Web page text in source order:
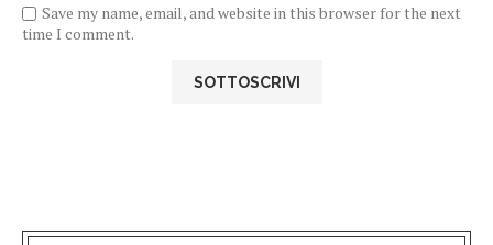
Save my name, email, and website in this browser for the next
time I comment.